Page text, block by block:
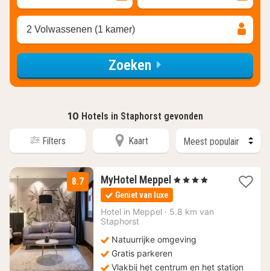
2 Volwassenen (1 kamer)
Zoeken
10 Hotels in Staphorst gevonden
Filters Kaart
8.7 MyHotel Meppel 1
nacht
vanaf
124
, 4 Sterren
Geniet van luxe
Hotel in Meppel · 5.8 km van
Staphorst
Natuurrijke omgeving
Gratis parkeren
Vlakbij het centrum en het station